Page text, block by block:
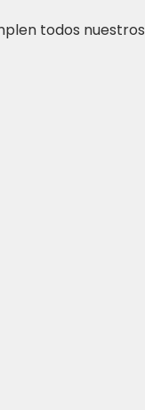
todos nuestros